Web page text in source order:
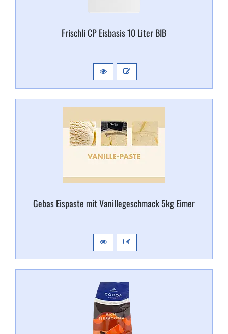
Frischli CP Eisbasis 10 Liter BIB
Gebas Eispaste mit Vanillegeschmack 5kg Eimer